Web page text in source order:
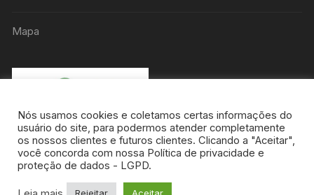
Mapa
Nós usamos cookies e coletamos certas informações do
usuário do site, para podermos atender completamente
os nossos clientes e futuros clientes. Clicando a "Aceitar",
você concorda com nossa Política de privacidade e
proteção de dados - LGPD.